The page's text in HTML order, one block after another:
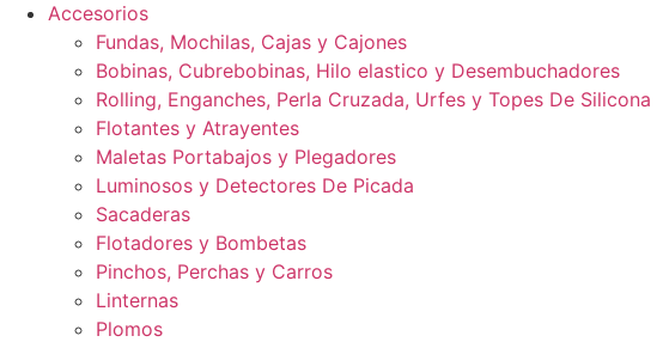
Accesorios
Fundas, Mochilas, Cajas y Cajones
Bobinas, Cubrebobinas, Hilo elastico y Desembuchadores
Rolling, Enganches, Perla Cruzada, Urfes y Topes De Silicona
Flotantes y Atrayentes
Maletas Portabajos y Plegadores
Luminosos y Detectores De Picada
Sacaderas
Flotadores y Bombetas
Pinchos, Perchas y Carros
Linternas
Plomos